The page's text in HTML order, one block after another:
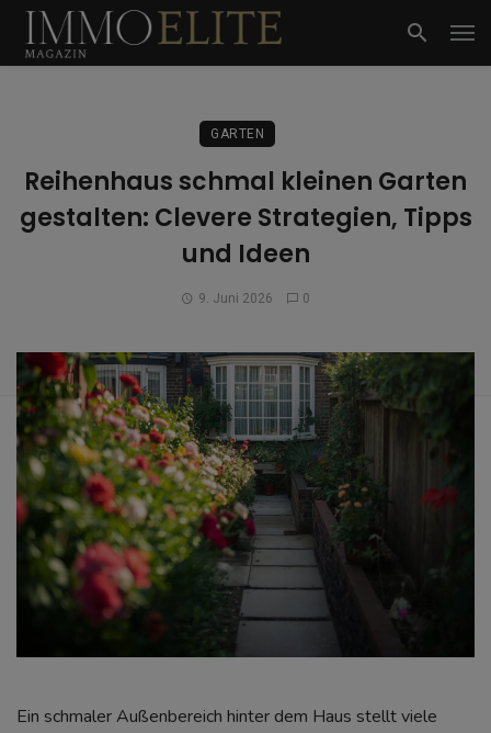
GARTEN
Reihenhaus schmal kleinen Garten
gestalten: Clevere Strategien, Tipps
und Ideen
9. Juni 2026 0
Ein schmaler Außenbereich hinter dem Haus stellt viele